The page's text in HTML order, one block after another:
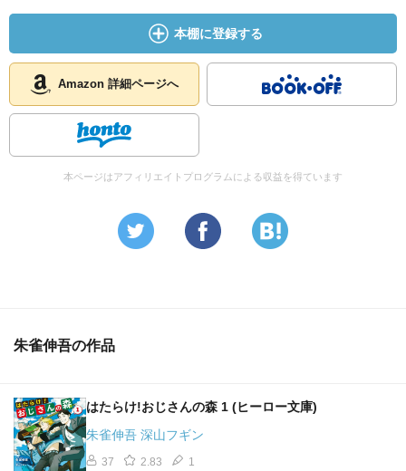
本棚に登録する
Amazon 詳細ページへ
本ページはアフィリエイトプログラムによる収益を得ています
朱雀伸吾の作品
はたらけ!おじさんの森 1 (ヒーロー文庫)
朱雀伸吾 深山フギン
37 2.83 1